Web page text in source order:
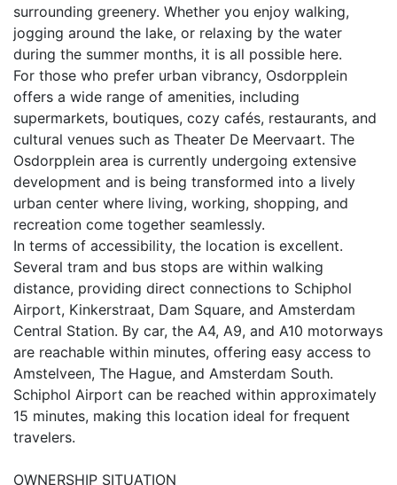
surrounding greenery. Whether you enjoy walking,
jogging around the lake, or relaxing by the water
during the summer months, it is all possible here.
For those who prefer urban vibrancy, Osdorpplein
offers a wide range of amenities, including
supermarkets, boutiques, cozy cafés, restaurants, and
cultural venues such as Theater De Meervaart. The
Osdorpplein area is currently undergoing extensive
development and is being transformed into a lively
urban center where living, working, shopping, and
recreation come together seamlessly.
In terms of accessibility, the location is excellent.
Several tram and bus stops are within walking
distance, providing direct connections to Schiphol
Airport, Kinkerstraat, Dam Square, and Amsterdam
Central Station. By car, the A4, A9, and A10 motorways
are reachable within minutes, offering easy access to
Amstelveen, The Hague, and Amsterdam South.
Schiphol Airport can be reached within approximately
15 minutes, making this location ideal for frequent
travelers.
OWNERSHIP SITUATION